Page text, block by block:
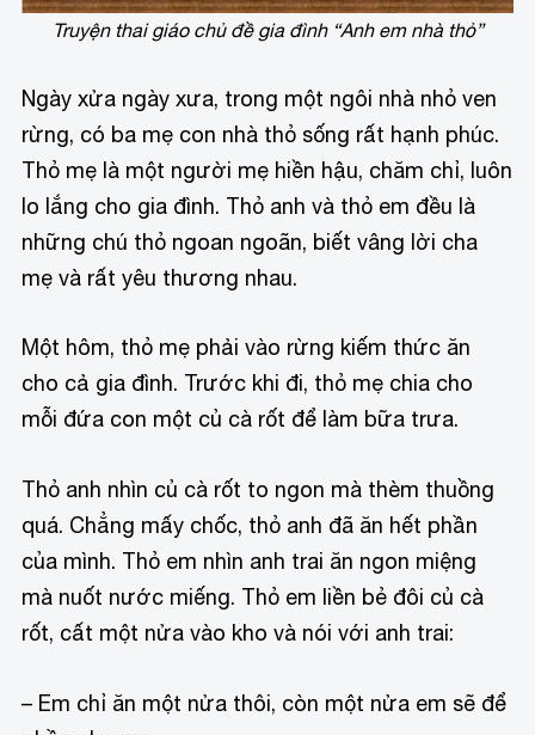
Truyện thai giáo chủ đề gia đình “Anh em nhà thỏ”
Ngày xửa ngày xưa, trong một ngôi nhà nhỏ ven
rừng, có ba mẹ con nhà thỏ sống rất hạnh phúc.
Thỏ mẹ là một người mẹ hiền hậu, chăm chỉ, luôn
lo lắng cho gia đình. Thỏ anh và thỏ em đều là
những chú thỏ ngoan ngoãn, biết vâng lời cha
mẹ và rất yêu thương nhau.
Một hôm, thỏ mẹ phải vào rừng kiếm thức ăn
cho cả gia đình. Trước khi đi, thỏ mẹ chia cho
mỗi đứa con một củ cà rốt để làm bữa trưa.
Thỏ anh nhìn củ cà rốt to ngon mà thèm thuồng
quá. Chẳng mấy chốc, thỏ anh đã ăn hết phần
của mình. Thỏ em nhìn anh trai ăn ngon miệng
mà nuốt nước miếng. Thỏ em liền bẻ đôi củ cà
rốt, cất một nửa vào kho và nói với anh trai:
– Em chỉ ăn một nửa thôi, còn một nửa em sẽ để